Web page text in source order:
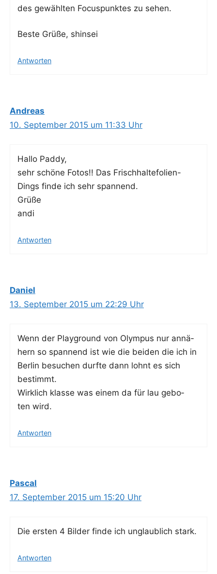
des gewähl­ten Focus­punk­tes zu sehen.
Bes­te Grü­ße, shinsei
Antworten
Andreas
10. September 2015 um 11:33 Uhr
Hal­lo Paddy,
sehr schö­ne Fotos!! Das Frisch­hal­te­fo­li­en-
Dings fin­de ich sehr spannend.
Grüße
andi
Antworten
Daniel
13. September 2015 um 22:29 Uhr
Wenn der Play­ground von Olym­pus nur annä­
hern so span­nend ist wie die bei­den die ich in
Ber­lin besu­chen durf­te dann lohnt es sich
bestimmt.
Wirk­lich klas­se was einem da für lau gebo­
ten wird.
Antworten
Pascal
17. September 2015 um 15:20 Uhr
Die ers­ten 4 Bil­der fin­de ich unglaub­lich stark.
Antworten